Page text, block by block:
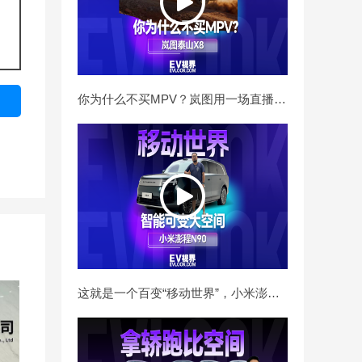
119
15万级市场杀出硬核黑
马，MG 07五个版本应
该怎么选？
7797
你为什么不买MPV？岚图用一场直播挑战告诉你
这就是一个百变“移动世界”，小米澎程N90家用新选择